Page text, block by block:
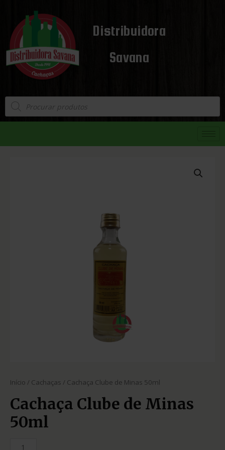
Distribuidora
Savana
Início / Cachaças / Cachaça Clube de Minas 50ml
Cachaça Clube de Minas
50ml